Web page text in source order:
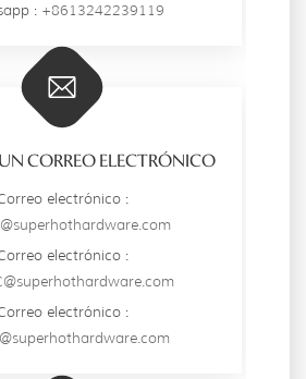
: +8613242239119
CORREO ELECTRÓNICO
electrónico :
electrónico :
electrónico :